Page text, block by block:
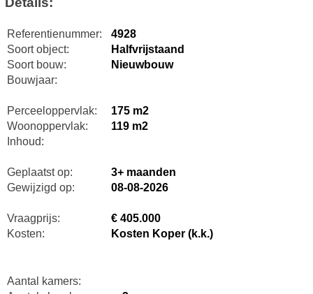
Referentienummer:
4928
Soort object:
Halfvrijstaand
Soort bouw:
Nieuwbouw
Bouwjaar:
Perceeloppervlak:
175 m2
Woonoppervlak:
119 m2
Inhoud:
Geplaatst op:
3+ maanden
Gewijzigd op:
08-08-2026
Vraagprijs:
€ 405.000
Kosten:
Kosten Koper (k.k.)
Aantal kamers: